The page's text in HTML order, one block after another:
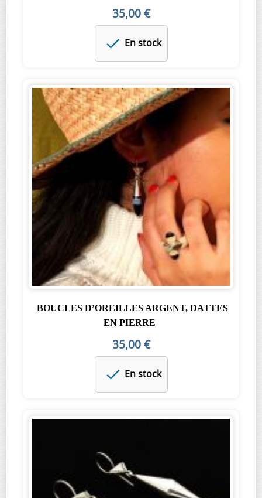
35,00 €
En stock
BOUCLES D’OREILLES ARGENT, DATTES
EN PIERRE
35,00 €
En stock